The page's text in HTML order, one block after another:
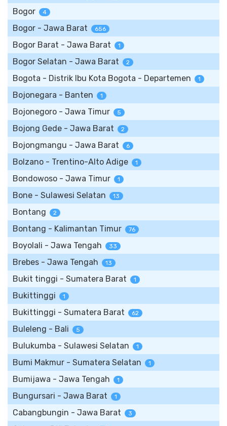
Bogor 4
Bogor - Jawa Barat 656
Bogor Barat - Jawa Barat 1
Bogor Selatan - Jawa Barat 2
Bogota - Distrik Ibu Kota Bogota - Departemen 1
Bojonegara - Banten 1
Bojonegoro - Jawa Timur 5
Bojong Gede - Jawa Barat 2
Bojongmangu - Jawa Barat 6
Bolzano - Trentino-Alto Adige 1
Bondowoso - Jawa Timur 1
Bone - Sulawesi Selatan 13
Bontang 2
Bontang - Kalimantan Timur 76
Boyolali - Jawa Tengah 33
Brebes - Jawa Tengah 13
Bukit tinggi - Sumatera Barat 1
Bukittinggi 1
Bukittinggi - Sumatera Barat 62
Buleleng - Bali 5
Bulukumba - Sulawesi Selatan 1
Bumi Makmur - Sumatera Selatan 1
Bumijawa - Jawa Tengah 1
Bungursari - Jawa Barat 1
Cabangbungin - Jawa Barat 3